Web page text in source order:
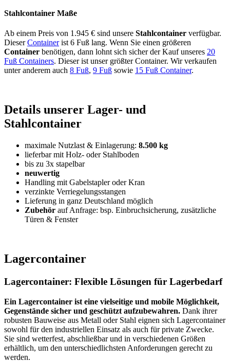
Stahlcontainer Maße
Ab einem Preis von 1.945 € sind unsere Stahlcontainer verfügbar.
DieserContainerist 6 Fuß lang. Wenn Sie einen größeren
Container benötigen, dann lohnt sich sicher der Kauf unseres 20
Fuß Containers. Dieser ist unser größter Container. Wir verkaufen
unter anderem auch 8 Fuß, 9 Fuß sowie 15 Fuß Container.
Details unserer Lager- und
Stahlcontainer
maximale Nutzlast & Einlagerung: 8.500 kg
lieferbar mit Holz- oder Stahlboden
bis zu 3x stapelbar
neuwertig
Handling mit Gabelstapler oder Kran
verzinkte Verriegelungsstangen
Lieferung in ganz Deutschland möglich
Zubehör auf Anfrage: bsp. Einbruchsicherung, zusätzliche
Türen & Fenster
Lagercontainer
Lagercontainer: Flexible Lösungen für Lagerbedarf
Ein Lagercontainer ist eine vielseitige und mobile Möglichkeit,
Gegenstände sicher und geschützt aufzubewahren. Dank ihrer
robusten Bauweise aus Metall oder Stahl eignen sich Lagercontainer
sowohl für den industriellen Einsatz als auch für private Zwecke.
Sie sind wetterfest, abschließbar und in verschiedenen Größen
erhältlich, um den unterschiedlichsten Anforderungen gerecht zu
werden.